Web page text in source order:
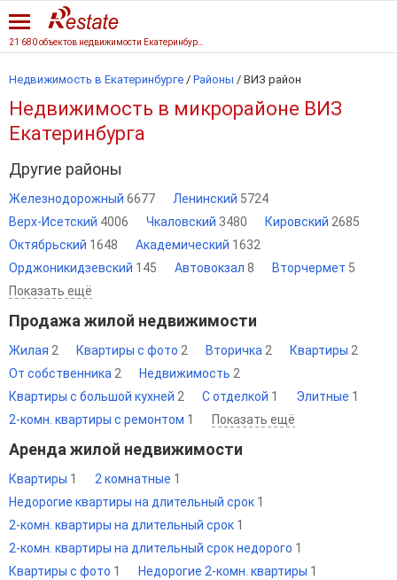
Недвижимость в Екатеринбурге / Районы / ВИЗ район
Недвижимость в микрорайоне ВИЗ
Екатеринбурга
Другие районы
Железнодорожный 6677 Ленинский 5724
Верх-Исетский 4006 Чкаловский 3480 Кировский 2685
Октябрьский 1648 Академический 1632
Орджоникидзевский 145 Автовокзал 8 Вторчермет 5
Показать ещё
Продажа жилой недвижимости
Жилая 2 Квартиры с фото 2 Вторичка 2 Квартиры 2
От собственника 2 Недвижимость 2
Квартиры с большой кухней 2 С отделкой 1 Элитные 1
2-комн. квартиры с ремонтом 1 Показать ещё
Аренда жилой недвижимости
Квартиры 1 2 комнатные 1
Недорогие квартиры на длительный срок 1
2-комн. квартиры на длительный срок 1
2-комн. квартиры на длительный срок недорого 1
Квартиры с фото 1 Недорогие 2-комн. квартиры 1